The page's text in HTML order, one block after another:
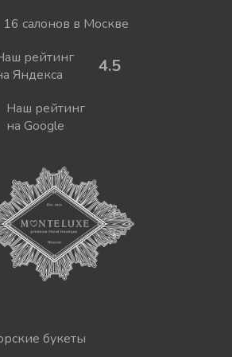
16 салонов в Москве
рейтинг
Яндекса
4.5
Наш рейтинг
на Google
букеты